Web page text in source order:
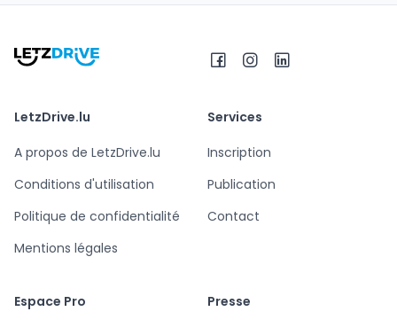
LetzDrive.lu
A propos de LetzDrive.lu
Conditions d'utilisation
Politique de confidentialité
Mentions légales
Services
Inscription
Publication
Contact
Espace Pro
Presse